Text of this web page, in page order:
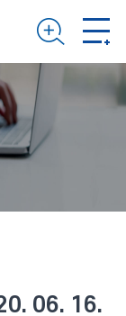
06. 16.